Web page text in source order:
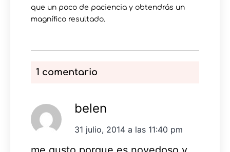
que un poco de paciencia y obtendrás un
magnífico resultado.
1 comentario
belen
31 julio, 2014 a las 11:40 pm